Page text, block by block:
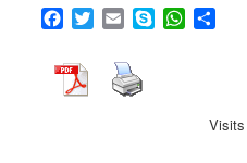
Facebook
TwitterEmailSkype